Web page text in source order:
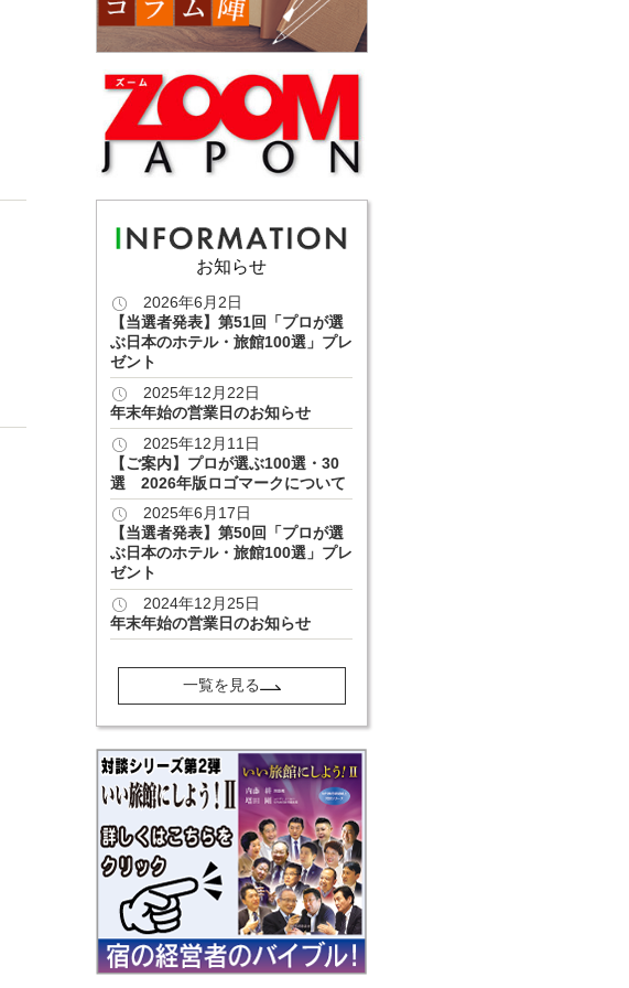
お知らせ
2026年6月2日
【当選者発表】第51回「プロが選
ぶ日本のホテル・旅館100選」プレ
ゼント
2025年12月22日
年末年始の営業日のお知らせ
2025年12月11日
【ご案内】プロが選ぶ100選・30
選 2026年版ロゴマークについて
2025年6月17日
【当選者発表】第50回「プロが選
ぶ日本のホテル・旅館100選」プレ
ゼント
2024年12月25日
年末年始の営業日のお知らせ
一覧を見る